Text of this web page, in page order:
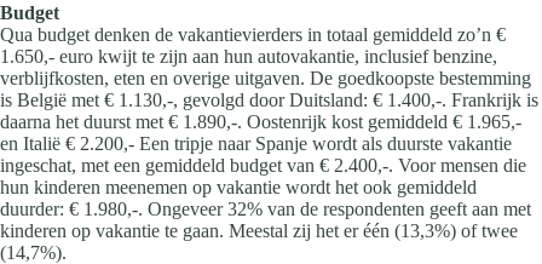
Budget
Qua budget denken de vakantievierders in totaal gemiddeld zo’n €
1.650,- euro kwijt te zijn aan hun autovakantie, inclusief benzine,
verblijfkosten, eten en overige uitgaven. De goedkoopste bestemming
is België met € 1.130,-, gevolgd door Duitsland: € 1.400,-. Frankrijk is
daarna het duurst met € 1.890,-. Oostenrijk kost gemiddeld € 1.965,-
en Italië € 2.200,- Een tripje naar Spanje wordt als duurste vakantie
ingeschat, met een gemiddeld budget van € 2.400,-. Voor mensen die
hun kinderen meenemen op vakantie wordt het ook gemiddeld
duurder: € 1.980,-. Ongeveer 32% van de respondenten geeft aan met
kinderen op vakantie te gaan. Meestal zij het er één (13,3%) of twee
(14,7%).